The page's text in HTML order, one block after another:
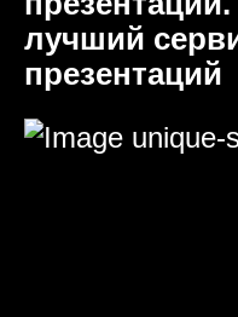
лучший
презентаций